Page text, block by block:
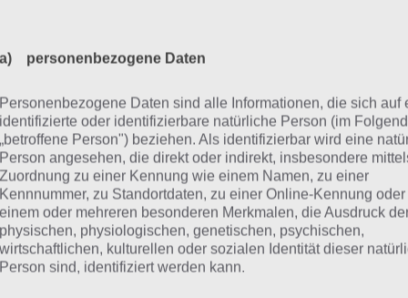
2
a) personenbezogene Daten
Personenbezogene Daten sind alle Informationen, die sich auf
identifizierte oder identifizierbare natürliche Person (im
„betroffene Person") beziehen. Als identifizierbar wird eine
Person angesehen, die direkt oder indirekt, insbesondere
Zuordnung zu einer Kennung wie einem Namen, zu einer
Kennnummer, zu Standortdaten, zu einer Online-Kennung oder
einem oder mehreren besonderen Merkmalen, die Ausdruck
physischen, physiologischen, genetischen, psychischen,
wirtschaftlichen, kulturellen oder sozialen Identität dieser
Person sind, identifiziert werden kann.